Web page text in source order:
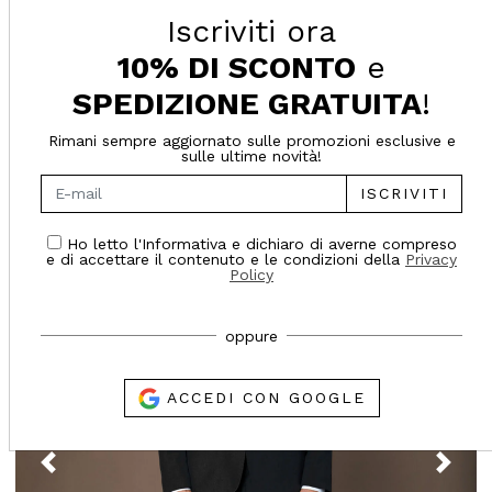
SUGGERITI PER TE
Online only
Iscriviti ora
10% DI SCONTO e
SPEDIZIONE GRATUITA!
Rimani sempre aggiornato sulle promozioni esclusive e
sulle ultime novità!
ISCRIVITI
Ho letto l'Informativa e dichiaro di averne compreso
e di accettare il contenuto e le condizioni della Privacy
Policy
oppure
ACCEDI CON GOOGLE